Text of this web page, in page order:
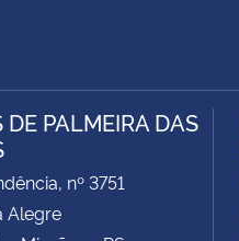
PALMEIRA DAS
nº 3751
Alegre